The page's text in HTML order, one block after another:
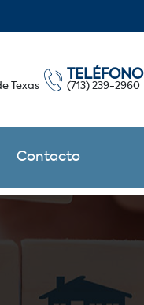
Texas
TELÉFONO
(713) 239-2960
Contacto